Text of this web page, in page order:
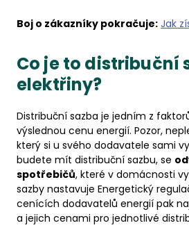
Boj o zákazníky pokračuje: Jak
Co je to distribuční
elektřiny?
Distribuční sazba je jedním z
výslednou cenu energií. Pozor,
který si u svého dodavatele sami
budete mít distribuční sazbu, se
spotřebičů, které v domácnosti
sazby nastavuje Energetický
cenících dodavatelů energií pak
a jejich cenami pro jednotlivé